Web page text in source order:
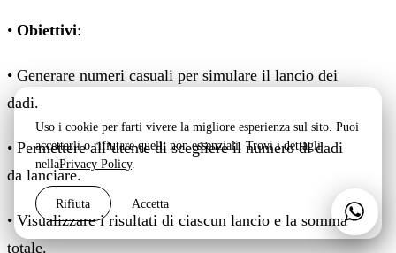
• Obiettivi:
• Generare numeri casuali per simulare il lancio dei
dadi.
• Permettere all’utente di scegliere il numero di dadi
da lanciare.
• Visualizzare i risultati di ciascun lancio e la somma
totale.
Uso i cookie per farti vivere la migliore esperienza sul sito. Puoi
accettarli o rifiutare quelli non essenziali. Trovi i dettagli
nellaPrivacy Policy.
Rifiuta Accetta